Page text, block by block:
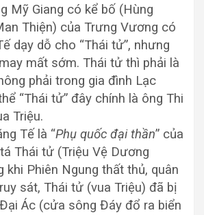
Mỹ Giang có kể bố (Hùng
Thiện) của Trưng Vương có
dạy dỗ cho “Thái tử”, nhưng
mất sớm. Thái tử thì phải là
phải trong gia đình Lạc
“Thái tử” đây chính là ông Thi
Triệu.
Tế là “Phụ quốc đại thần” của
Thái tử (Triệu Vệ Dương
khi Phiên Ngung thất thủ, quân
sát, Thái tử (vua Triệu) đã bị
Ác (cửa sông Đáy đổ ra biển